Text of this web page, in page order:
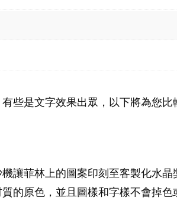
些是文字效果出眾，以下將為您
讓菲林上的圖案印刻至客製化水
的原色，並且圖樣和字樣不會掉色